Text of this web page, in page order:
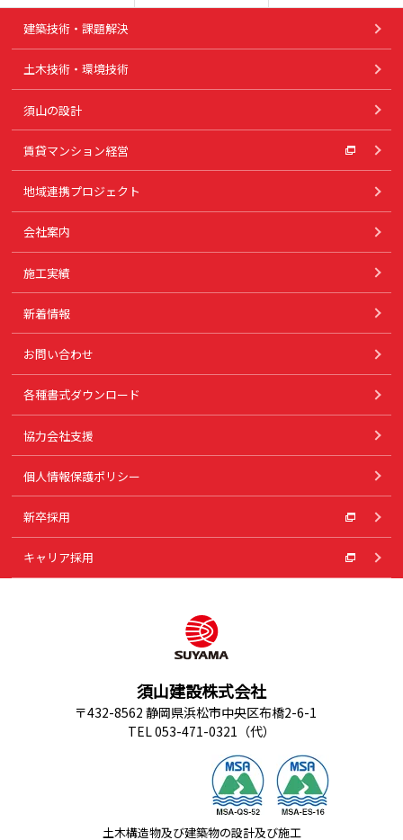
建築技術・課題解決
土木技術・環境技術
須山の設計
賃貸マンション経営
地域連携プロジェクト
会社案内
施工実績
新着情報
お問い合わせ
各種書式ダウンロード
協力会社支援
個人情報保護ポリシー
新卒採用
キャリア採用
須山建設株式会社
〒432-8562 静岡県浜松市中央区布橋2-6-1
TEL 053-471-0321（代）
土木構造物及び建築物の設計及び施工